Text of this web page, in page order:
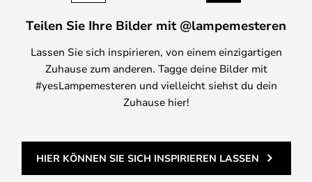
Teilen Sie Ihre Bilder mit @lampemesteren
Lassen Sie sich inspirieren, von einem einzigartigen
Zuhause zum anderen. Tagge deine Bilder mit
#yesLampemesteren und vielleicht siehst du dein
Zuhause hier!
HIER KÖNNEN SIE SICH INSPIRIEREN LASSEN